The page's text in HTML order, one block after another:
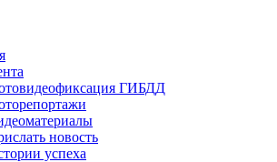
ГИБДД
новость
успеха